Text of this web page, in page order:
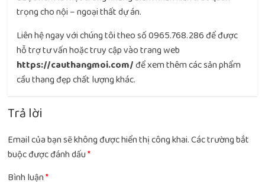
trọng cho nội – ngoại thất dự án.
Liên hệ ngay với chúng tôi theo số 0965.768.286 để được
hỗ trợ tư vấn hoặc truy cập vào trang web
https://cauthangmoi.com/để xem thêm các sản phẩm
cầu thang đẹp chất lượng khác.
Trả lời
Email của bạn sẽ không được hiển thị công khai.Các trường bắt
buộc được đánh dấu*
Bình luận*